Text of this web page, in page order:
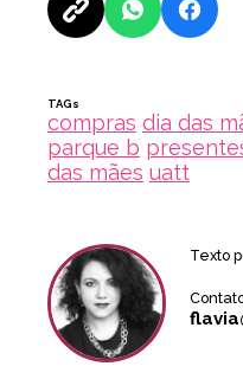
TAGs
compras dia das
parque b
das mães uatt
Texto